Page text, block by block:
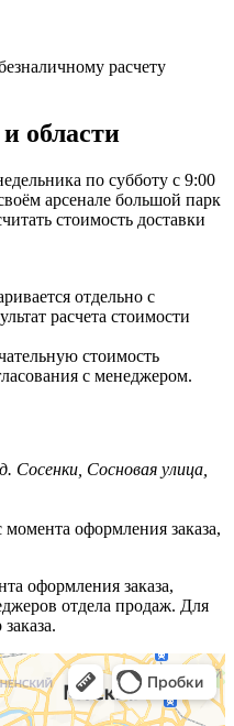
расчету
области
по субботу с 9:00
арсенале большой парк
стоимость доставки
отдельно с
расчета стоимости
стоимость
с менеджером.
Сосенки, Сосновая улица,
оформления заказа,
оформления заказа,
отдела продаж. Для